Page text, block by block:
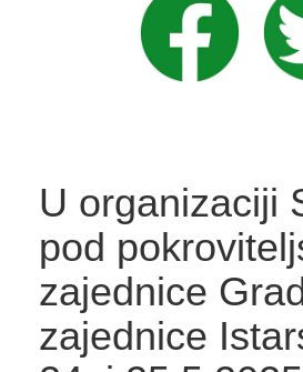
U organizaciji
pod
zajednice
zajednice